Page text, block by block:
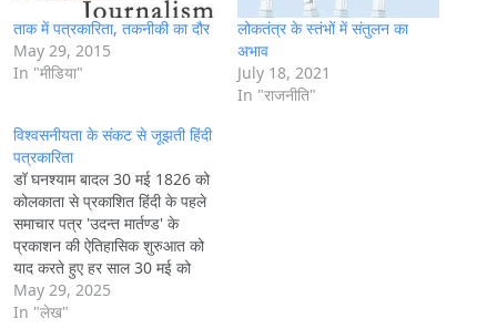
ताक में पत्रकारिता, तकनीकी का दौर
May 29, 2015
In "मीडिया"
लोकतंत्र के स्तंभों में संतुलन का
अभाव
July 18, 2021
In "राजनीति"
विश्वसनीयता के संकट से जूझती हिंदी
पत्रकारिता
डॉ घनश्याम बादल 30 मई 1826 को
कोलकाता से प्रकाशित हिंदी के पहले
समाचार पत्र 'उदन्त मार्तण्ड' के
प्रकाशन की ऐतिहासिक शुरुआत को
याद करते हुए हर साल 30 मई को
हिंदी पत्रकारिता दिवस मनाया जाता
है। बेशक, हिंदी पत्रकारिता का
May 29, 2025
In "लेख"